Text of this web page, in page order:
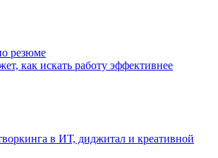
резюме
как искать работу эффективнее
в ИТ, диджитал и креативной